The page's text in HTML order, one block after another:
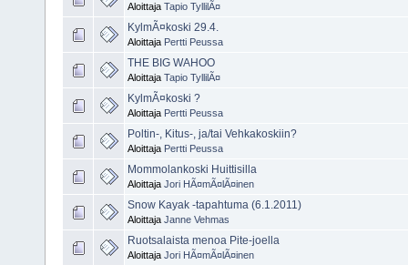
Aloittaja Tapio TyllilÃ¤
KylmÃ¤koski 29.4.
Aloittaja Pertti Peussa
THE BIG WAHOO
Aloittaja Tapio TyllilÃ¤
KylmÃ¤koski ?
Aloittaja Pertti Peussa
Poltin-, Kitus-, ja/tai Vehkakoskiin?
Aloittaja Pertti Peussa
Mommolankoski Huittisilla
Aloittaja Jori HÃ¤mÃ¤lÃ¤inen
Snow Kayak -tapahtuma (6.1.2011)
Aloittaja Janne Vehmas
Ruotsalaista menoa Pite-joella
Aloittaja Jori HÃ¤mÃ¤lÃ¤inen